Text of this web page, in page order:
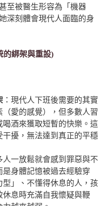
至被醫生形容為「機器
深刻體會現代人面臨的身
的綁架與重設)
：現代人下班後需要的其實
愛的感覺），但多數人習
酒來獲取短暫的快樂。這
擾，無法達到真正的平穩
人一放鬆就會感到罪惡與不
身體記憶被過去經驗穿
」、不懂得休息的人，孩
息時充滿自我懷疑與鞭